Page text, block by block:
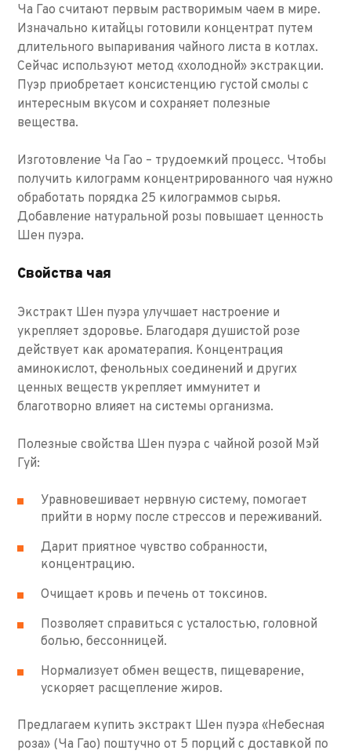
Ча Гао считают первым растворимым чаем в мире.
Изначально китайцы готовили концентрат путем
длительного выпаривания чайного листа в котлах.
Сейчас используют метод «холодной» экстракции.
Пуэр приобретает консистенцию густой смолы с
интересным вкусом и сохраняет полезные
вещества.
Изготовление Ча Гао – трудоемкий процесс. Чтобы
получить килограмм концентрированного чая нужно
обработать порядка 25 килограммов сырья.
Добавление натуральной розы повышает ценность
Шен пуэра.
Свойства чая
Экстракт Шен пуэра улучшает настроение и
укрепляет здоровье. Благодаря душистой розе
действует как ароматерапия. Концентрация
аминокислот, фенольных соединений и других
ценных веществ укрепляет иммунитет и
благотворно влияет на системы организма.
Полезные свойства Шен пуэра с чайной розой Мэй
Гуй:
Уравновешивает нервную систему, помогает
прийти в норму после стрессов и переживаний.
Дарит приятное чувство собранности,
концентрацию.
Очищает кровь и печень от токсинов.
Позволяет справиться с усталостью, головной
болью, бессонницей.
Нормализует обмен веществ, пищеварение,
ускоряет расщепление жиров.
Предлагаем купить экстракт Шен пуэра «Небесная
роза» (Ча Гао) поштучно от 5 порций с доставкой по